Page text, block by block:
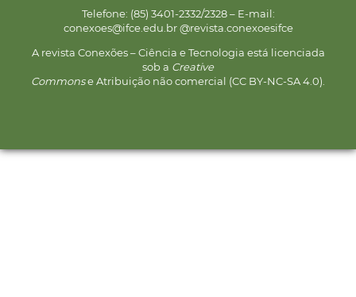
Telefone: (85) 3401-2332/2328 – E-mail:
conexoes@ifce.edu.br @revista.conexoesifce
A revista Conexões – Ciência e Tecnologia está licenciada
sob a Creative
Commonse Atribuição não comercial (CC BY-NC-SA 4.0).